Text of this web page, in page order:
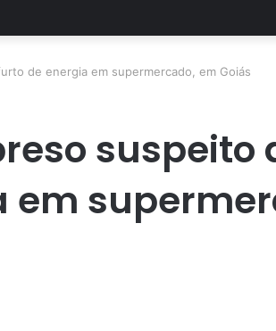
de energia em supermercado, em Goiás
suspeito
em